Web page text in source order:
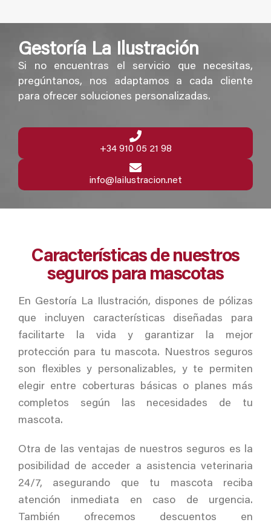
Gestoría La Ilustración
Si no encuentras el servicio que necesitas,
pregúntanos, nos adaptamos a cada cliente
para ofrecer soluciones personalizadas.
+34 910 05 21 98
info@lailustracion.net
Características de nuestros
seguros para mascotas
En Gestoría La Ilustración, dispones de pólizas
que incluyen características diseñadas para
facilitarte la vida y garantizar la mejor
protección para tu mascota. Nuestros seguros
son flexibles y personalizables, y te permiten
elegir entre coberturas básicas o planes más
completos según las necesidades de tu
mascota.
Otra de las ventajas de nuestros seguros es la
posibilidad de acceder a asistencia veterinaria
24/7, asegurando que tu mascota reciba
atención inmediata en caso de urgencia.
También ofrecemos descuentos en